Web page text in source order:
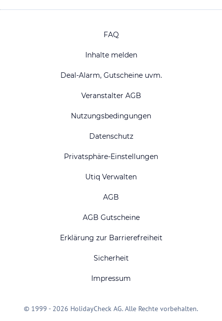
FAQ
Inhalte melden
Deal-Alarm, Gutscheine uvm.
Veranstalter AGB
Nutzungsbedingungen
Datenschutz
Privatsphäre-Einstellungen
Utiq Verwalten
AGB
AGB Gutscheine
Erklärung zur Barrierefreiheit
Sicherheit
Impressum
© 1999 - 2026 HolidayCheck AG. Alle Rechte vorbehalten.